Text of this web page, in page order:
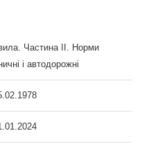
Частина II. Норми
і автодорожні